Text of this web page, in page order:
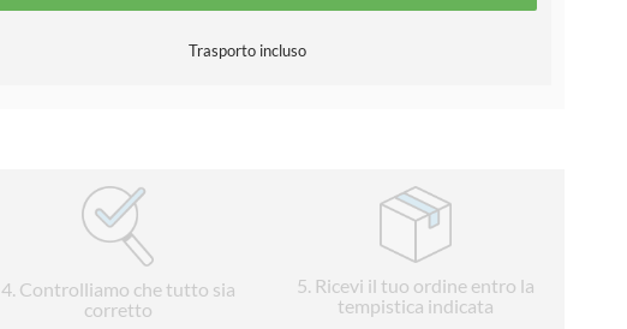
Trasporto incluso
4. Controlliamo che tutto sia
corretto
5 . Ricevi il tuo ordine entro la
tempistica indicata